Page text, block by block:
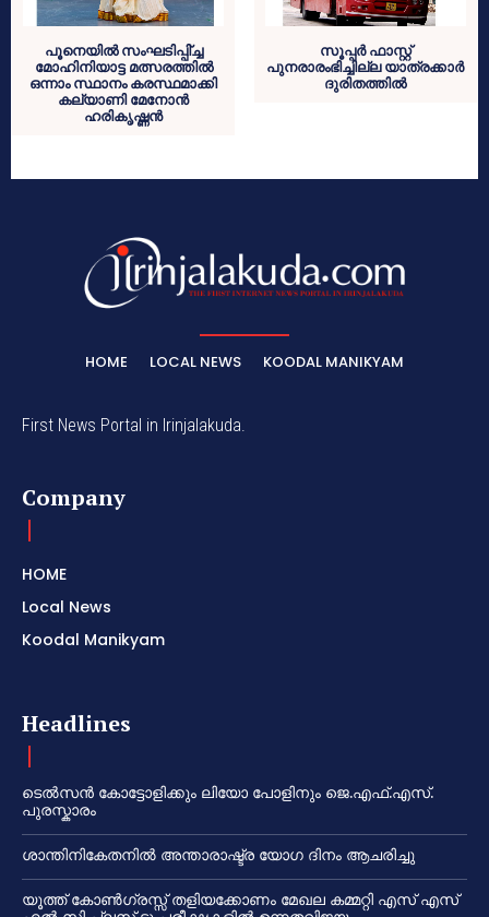
പൂനെയില്‍ സംഘടിപ്പി്ച്ച
മോഹിനിയാട്ട മത്സരത്തില്‍
ഒന്നാം സ്ഥാനം കരസ്ഥമാക്കി
കല്യാണി മേനോന്‍
ഹരികൃഷ്ണന്‍
സൂപ്പര്‍ ഫാസ്റ്റ്
പുനരാരംഭിച്ചില്ല യാത്രക്കാര്‍
ദുരിതത്തില്‍
HOME LOCAL NEWS KOODAL MANIKYAM
First News Portal in Irinjalakuda.
Company
HOME
Local News
Koodal Manikyam
Headlines
ടെൽസൻ കോട്ടോളിക്കും ലിയോ പോളിനും ജെ.എഫ്.എസ്.
പുരസ്കാരം
ശാന്തിനികേതനിൽ അന്താരാഷ്ട്ര യോഗ ദിനം ആചരിച്ചു
യൂത്ത് കോൺഗ്രസ്സ് തളിയക്കോണം മേഖല കമ്മറ്റി എസ് എസ്